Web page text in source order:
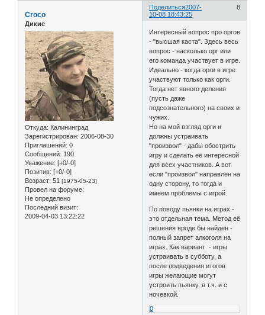
Поделиться 8
2007-
10-08 18:43:25
Croco
Дикие
Откуда: Калининград
Зарегистрирован: 2006-08-30
Приглашений: 0
Сообщений: 190
Уважение: [+0/-0]
Позитив: [+0/-0]
Возраст: 51 [1975-05-23]
Провел на форуме:
Не определено
Последний визит:
2009-04-03 13:22:22
Интересный вопрос про оргов
- "высшая каста". Здесь весь
вопрос - насколько орг или
его команда участвует в игре.
Идеально - когда орги в игре
участвуют только как орги.
Тогда нет явного деления
(пусть даже
подсознательного) на своих и
чужих.
Но на мой взгляд орги и
должны устраивать
"произвол" - дабы обострить
игру и сделать её интересной
для всех участников. А вот
если "произвол" направлен на
одну сторону, то тогда и
имеем проблемы с игрой.
По поводу пьянки на играх -
это отдельная тема. Метод её
решения вроде бы найден -
полный запрет алкоголя на
играх. Как вариант - игры
устраивать в субботу, а
после подведения итогов
игры желающие могут
устроить пьянку, в т.ч. и с
ночевкой.
0